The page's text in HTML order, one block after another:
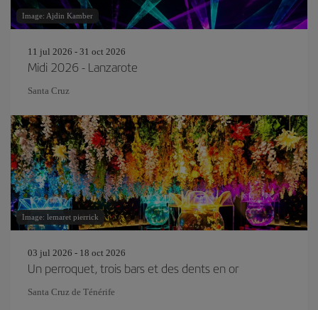
Image: Ajdin Kamber
11 jul 2026 - 31 oct 2026
Midi 2026 - Lanzarote
Santa Cruz
Image: lemaret pierrick
03 jul 2026 - 18 oct 2026
Un perroquet, trois bars et des dents en or
Santa Cruz de Ténérife